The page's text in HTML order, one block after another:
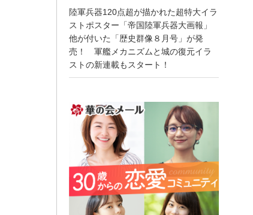
陸軍兵器120点超が描かれた超特大イラ
ストポスター「帝国陸軍兵器大画報」
他が付いた「歴史群像８月号」が発
売！ 軍艦メカニズムと城の復元イラ
ストの新連載もスタート！